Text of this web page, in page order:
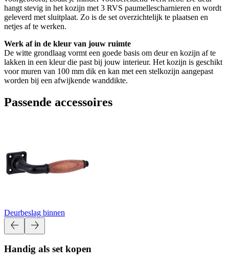
hangt stevig in het kozijn met 3 RVS paumellescharnieren en wordt
geleverd met sluitplaat. Zo is de set overzichtelijk te plaatsen en
netjes af te werken.
Werk af in de kleur van jouw ruimte
De witte grondlaag vormt een goede basis om deur en kozijn af te
lakken in een kleur die past bij jouw interieur. Het kozijn is geschikt
voor muren van 100 mm dik en kan met een stelkozijn aangepast
worden bij een afwijkende wanddikte.
Passende accessoires
Deurbeslag binnen
Handig als set kopen